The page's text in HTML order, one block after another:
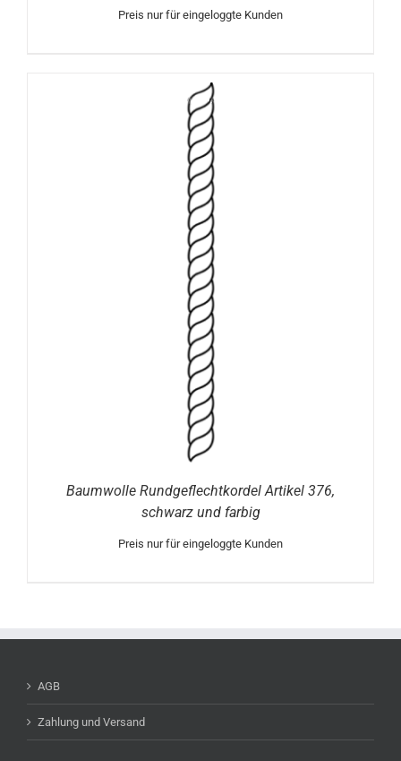
Preis nur für eingeloggte Kunden
Baumwolle Rundgeflechtkordel Artikel 376,
schwarz und farbig
Preis nur für eingeloggte Kunden
AGB
Zahlung und Versand